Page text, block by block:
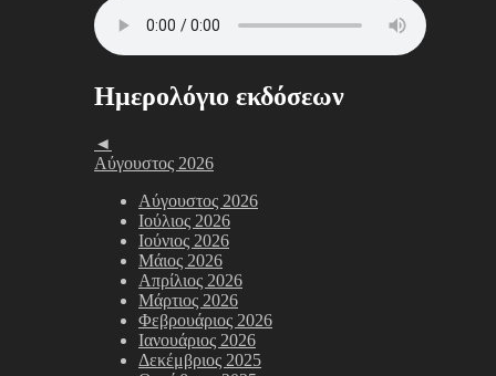
Ημερολόγιο εκδόσεων
◄
Αύγουστος 2026
Αύγουστος 2026
Ιούλιος 2026
Ιούνιος 2026
Μάιος 2026
Απρίλιος 2026
Μάρτιος 2026
Φεβρουάριος 2026
Ιανουάριος 2026
Δεκέμβριος 2025